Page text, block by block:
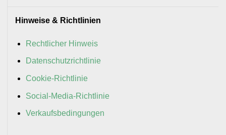
Hinweise & Richtlinien
Rechtlicher Hinweis
Datenschutzrichtlinie
Cookie-Richtlinie
Social-Media-Richtlinie
Verkaufsbedingungen